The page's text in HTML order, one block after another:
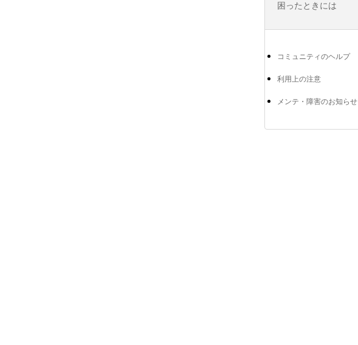
困ったときには
コミュニティのヘルプ
利用上の注意
メンテ・障害のお知らせ